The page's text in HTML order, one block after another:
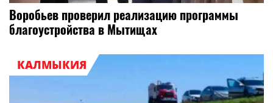
Воробьев проверил реализацию программы
благоустройства в Мытищах
КАЛМЫКИЯ